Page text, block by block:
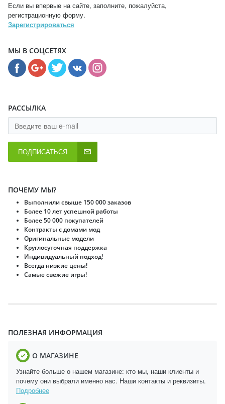
Если вы впервые на сайте, заполните, пожалуйста,
регистрационную форму.
Зарегистрироваться
МЫ В СОЦСЕТЯХ
РАССЫЛКА
ПОДПИСАТЬСЯ
ПОЧЕМУ МЫ?
Выполнили свыше 150 000 заказов
Более 10 лет успешной работы
Более 50 000 покупателей
Контракты с домами мод
Оригинальные модели
Круглосуточная поддержка
Индивидуальный подход!
Всегда низкие цены!
Самые свежие игры!
ПОЛЕЗНАЯ ИНФОРМАЦИЯ
О МАГАЗИНЕ
Узнайте больше о нашем магазине: кто мы, наши клиенты и
почему они выбрали именно нас. Наши контакты и реквизиты.
Подробнее